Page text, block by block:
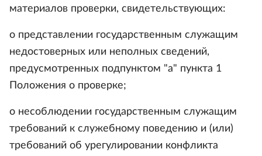
материалов проверки, свидетельствующих:
о представлении государственным служащим
недостоверных или неполных сведений,
предусмотренных подпунктом "а" пункта 1
Положения о проверке;
о несоблюдении государственным служащим
требований к служебному поведению и (или)
требований об урегулировании конфликта